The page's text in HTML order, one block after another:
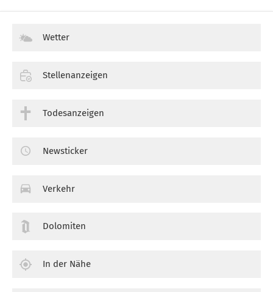
Wetter
Stellenanzeigen
Todesanzeigen
Newsticker
Verkehr
Dolomiten
In der Nähe